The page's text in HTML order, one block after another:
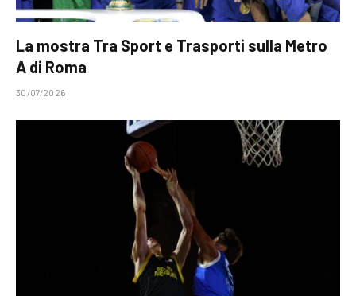
La mostra Tra Sport e Trasporti sulla Metro
A di Roma
30/07/2026